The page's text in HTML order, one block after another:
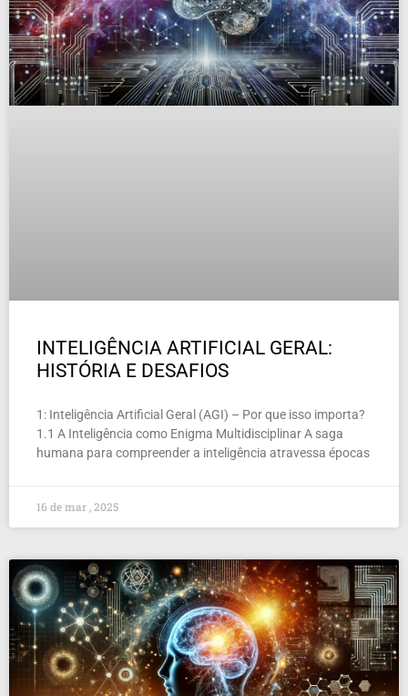
INTELIGÊNCIA ARTIFICIAL GERAL:
HISTÓRIA E DESAFIOS
1: Inteligência Artificial Geral (AGI) – Por que isso importa?
1.1 A Inteligência como Enigma Multidisciplinar A saga
humana para compreender a inteligência atravessa épocas
16 de mar , 2025